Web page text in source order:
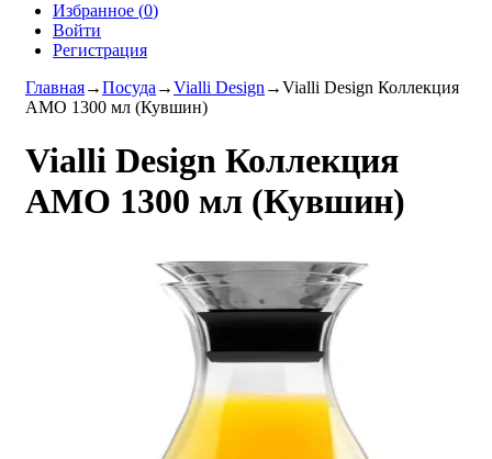
Избранное (0)
Войти
Регистрация
Главная→Посуда →Vialli Design →Vialli Design Коллекция
AMO 1300 мл (Кувшин)
Vialli Design Коллекция
AMO 1300 мл (Кувшин)